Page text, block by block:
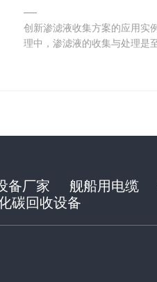
创新渗滤液收集方案的应用实例 在现代垃圾填埋场的运营
理中，渗滤液的收集与处理是
备厂家 舰船用电缆
碳回收设备